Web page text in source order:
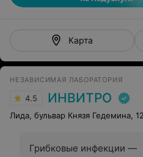
Карта
НЕЗАВИСИМАЯ ЛАБОРАТОРИЯ
4.5 ИНВИТРО
Лида, бульвар Князя Гедемина,
Грибковые инфекции —